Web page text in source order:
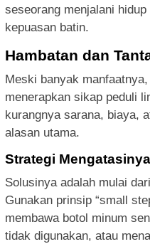
seseorang menjalani
kepuasan batin.
Hambatan dan
Meski banyak
menerapkan sikap peduli
kurangnya sarana, biaya,
alasan utama.
Strategi Mengatasinya
Solusinya adalah mulai
Gunakan prinsip “small
membawa botol minum
tidak digunakan, atau